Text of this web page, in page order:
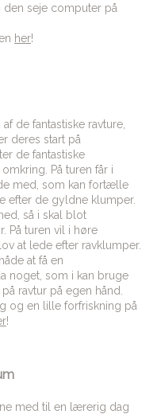
seje computer på
her!
de fantastiske ravture,
deres start på
de fantastiske
På turen får i
med, som kan fortælle
efter de gyldne klumper.
så i skal blot
På turen vil i høre
at lede efter ravklumper.
at få en
noget, som i kan bruge
ravtur på egen hånd.
og en lille forfriskning på
!
med til en lærerig dag